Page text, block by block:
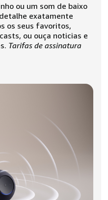
ou um som de baixo
exatamente
os seus favoritos,
ou ouça noticias e
Tarifas de assinatura